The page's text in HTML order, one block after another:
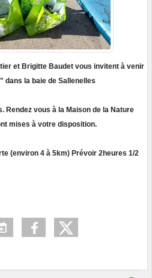
et Brigitte Baudet vous invitent à venir
la baie de Sallenelles
Rendez vous à la Maison de la Nature
mises à votre disposition.
(environ 4 à 5km) Prévoir 2heures 1/2